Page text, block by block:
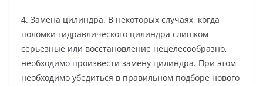
4. Замена цилиндра. В некоторых случаях, когда
поломки гидравлического цилиндра слишком
серьезные или восстановление нецелесообразно,
необходимо произвести замену цилиндра. При этом
необходимо убедиться в правильном подборе нового